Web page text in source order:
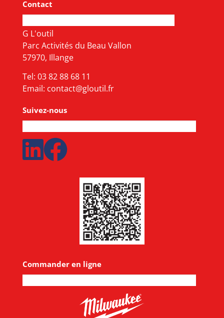
Contact
G L'outil
Parc Activités du Beau Vallon
57970, Illange
Tel: 03 82 88 68 11
Email: contact@gloutil.fr
Suivez-nous
Commander en ligne